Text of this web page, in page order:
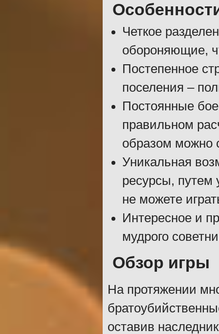
Четкое
обороняющие,
Постепенное
поселения –
Постоянные
правильном
образом можно
Уникальная
ресурсы, путем
не можете
Интересное и
мудрого
Обзор игры
На протяжении
оставив